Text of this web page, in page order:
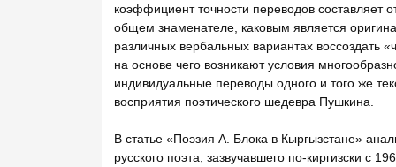
коэффициент точности переводов составляет
общем знаменателе, каковым является
различных вербальных вариантах воссоздать
на основе чего возникают условия
индивидуальные переводы одного и того же
восприятия поэтического шедевра Пушкина.
В статье «Поэзия А. Блока в Кыргызстане»
русского поэта, зазвучавшего по-киргизски с